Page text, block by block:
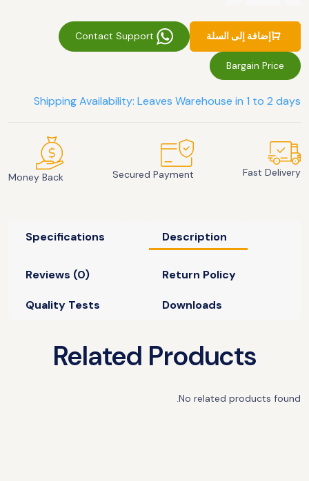
إضافة إلى السلة
Bargain Price
Shipping Availability: Leaves Warehouse in 1 to 2 days
Fast Delivery
Secured Payment
Money Back
Description
Specifications
Return Policy
Reviews (0)
Downloads
Quality Tests
Related Products
No related products found.